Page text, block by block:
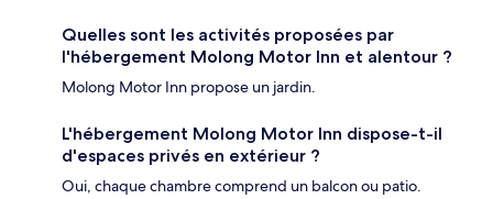
Quelles sont les activités proposées par
l'hébergement Molong Motor Inn et alentour ?
Molong Motor Inn propose un jardin.
L'hébergement Molong Motor Inn dispose-t-il
d'espaces privés en extérieur ?
Oui, chaque chambre comprend un balcon ou patio.